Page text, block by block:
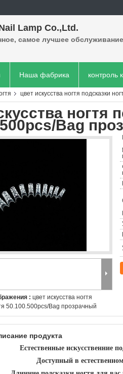
Lamp Co.,Ltd.
самое лучшее
Наша фабрика контроль
цвет искусства ногтя подсказки
ногтя
Bag
: цвет искусства ногтя
50.100.500pcs/Bag прозрачный
продукта
Естественные искусственние
Доступный в